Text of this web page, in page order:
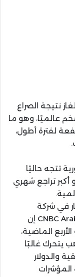
نتيجة الصراع
عالميًا، وهو ما
لفترة أطول،
تتجه حاليًا
بنحو 14.6%، وهو أكبر تراجع شهري
في شركة
شاكلتون أدفايزرز، في مقابلة مع قناة CNBC Arabia إن
الماضية،
يتحرك غالبًا
والدولار